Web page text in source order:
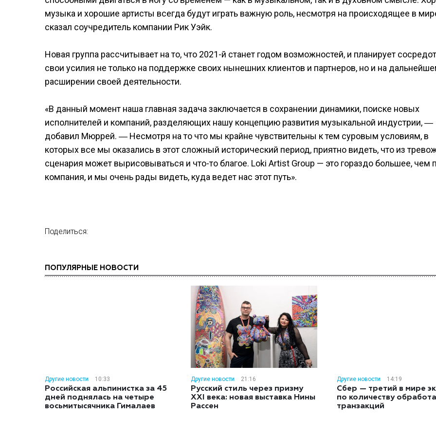
музыка и хорошие артисты всегда будут играть важную роль, несмотря на происходящее в
сказал соучредитель компании Рик Уэйк.
Новая группа рассчитывает на то, что 2021-й станет годом возможностей, и планирует
свои усилия не только на поддержке своих нынешних клиентов и партнеров, но и на
расширении своей деятельности.
«В данный момент наша главная задача заключается в сохранении динамики, поиске новых
исполнителей и компаний, разделяющих нашу концепцию развития музыкальной индустрии, ―
добавил Мюррей. ― Несмотря на то что мы крайне чувствительны к тем суровым условиям, в
которых все мы оказались в этот сложный исторический период, приятно видеть, что из
сценария может вырисовываться и что-то благое. Loki Artist Group — это гораздо большее, чем
компания, и мы очень рады видеть, куда ведет нас этот путь».
Поделиться:
ПОПУЛЯРНЫЕ НОВОСТИ
Другие новости 10:33
Российская альпинистка за 45
дней поднялась на четыре
восьмитысячника Гималаев
Другие новости 21:16
Русский стиль через призму
XXI века: новая выставка Нины
Рассен
Другие новости 14:19
Сбер — третий в мире
по количеству
транзакций